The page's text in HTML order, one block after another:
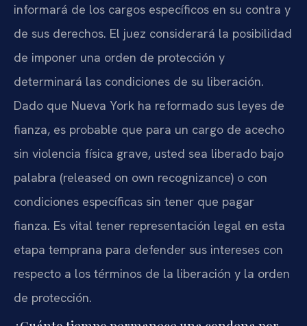
informará de los cargos específicos en su contra y
de sus derechos. El juez considerará la posibilidad
de imponer una orden de protección y
determinará las condiciones de su liberación.
Dado que Nueva York ha reformado sus leyes de
fianza, es probable que para un cargo de acecho
sin violencia física grave, usted sea liberado bajo
palabra (released on own recognizance) o con
condiciones específicas sin tener que pagar
fianza. Es vital tener representación legal en esta
etapa temprana para defender sus intereses con
respecto a los términos de la liberación y la orden
de protección.